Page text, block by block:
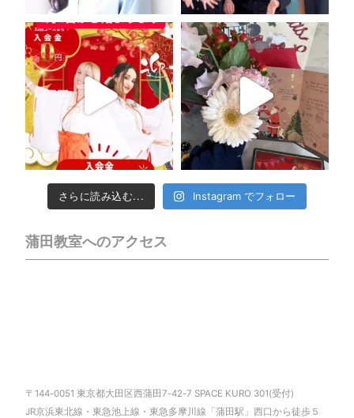
さらに読み込む... Instagram でフォロー
蒲田教室へのアクセス
〒144-0051 東京都大田区西蒲田7-42-7 SPACE KURO 301(受付)
JR京浜東北線・東急池上線・東急多摩川線「蒲田駅」西口から徒歩５